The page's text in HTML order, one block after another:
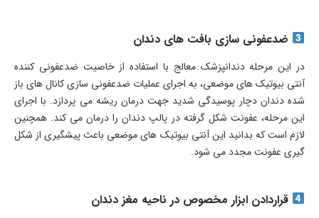
ضدعفونی سازی بافت های دندان
در این مرحله دندانپزشک معالج با استفاده از خاصیت ضدعفونی کننده
آنتی بیوتیک های موضعی، به اجرای عملیات ضدعفونی سازی کانال های باز
شده دندان دچار پوسیدگی شدید جهت درمان ریشه می پردازد. با اجرای
این مرحله، عفونت شکل گرفته در پالپ دندان را درمان می کند. همچنین
لازم است که بدانید این آنتی بیوتیک های موضعی باعث پیشگیری از شکل
گیری عفونت مجدد می شود.
قراردادن ابزار مخصوص در ناحیه مغز دندان